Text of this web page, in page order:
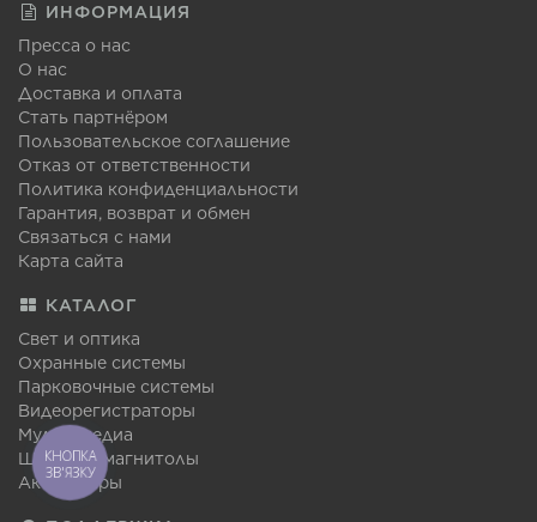
ИНФОРМАЦИЯ
Пресса о нас
О нас
Доставка и оплата
Стать партнёром
Пользовательское соглашение
Отказ от ответственности
Политика конфиденциальности
Гарантия, возврат и обмен
Связаться с нами
Карта сайта
КАТАЛОГ
Свет и оптика
Охранные системы
Парковочные системы
Видеорегистраторы
Мультимедиа
Штатные магнитолы
Аксессуары
КНОПКА
ЗВ'ЯЗКУ